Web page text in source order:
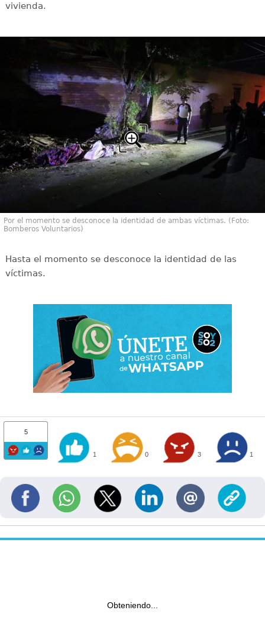
vivienda.
Por el momento se desconoce la identidad de ambas víctimas. (Foto:
Bomberos Voluntarios)
Hasta el momento se desconoce la identidad de las
víctimas.
5
1 0 3 1
Obteniendo...